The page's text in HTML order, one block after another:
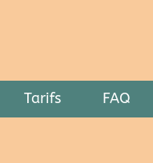
Tarifs FAQ